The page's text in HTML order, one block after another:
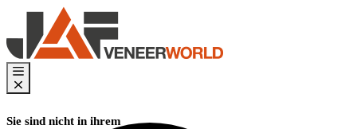
Sie sind nicht in ihrem